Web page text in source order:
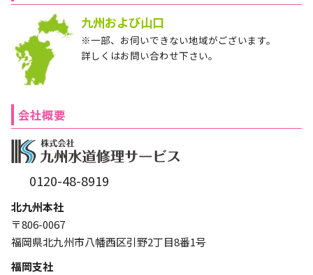
九州および山口
※一部、お伺いできない地域がございます。
詳しくはお問い合わせ下さい。
会社概要
0120-48-8919
北九州本社
〒806-0067
福岡県北九州市八幡西区引野2丁目8番1号
福岡支社